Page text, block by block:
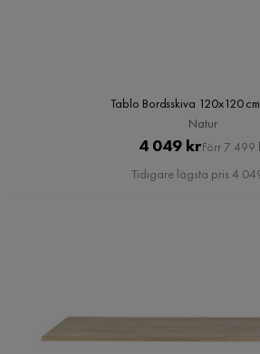
Tablo Bordsskiva 120x120
Natur
Pris
4 049 krOriginal
Pris
Förr 7 499
Tidigare lägsta pris 4